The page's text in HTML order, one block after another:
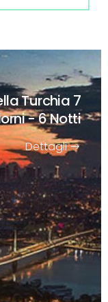
Turchia 7
- 6 Notti
Dettagli